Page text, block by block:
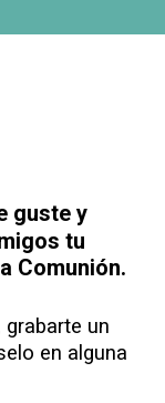
guste y
tu
Comunión.
un
en alguna